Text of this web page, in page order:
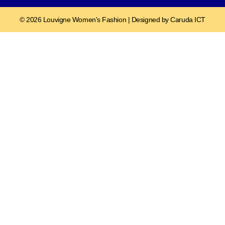
© 2026 Louvigne Women's Fashion | Designed by Caruda ICT